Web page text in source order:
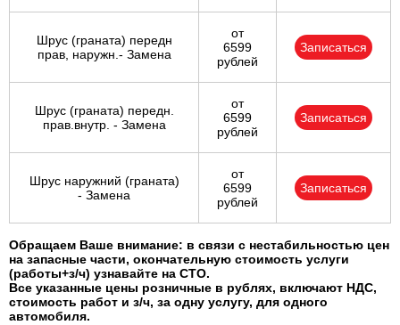
Шрус (граната) передн
прав, наружн.- Замена
от
6599
рублей
Записаться
Шрус (граната) передн.
прав.внутр. - Замена
от
6599
рублей
Записаться
Шрус наружний (граната)
- Замена
от
6599
рублей
Записаться
Обращаем Ваше внимание: в связи с нестабильностью цен
на запасные части, окончательную стоимость услуги
(работы+з/ч) узнавайте на СТО.
Все указанные цены розничные в рублях, включают НДС,
стоимость работ и з/ч, за одну услугу, для одного
автомобиля.